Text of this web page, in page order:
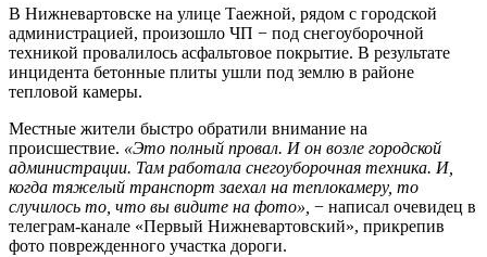
В Нижневартовске на улице Таежной, рядом с городской
администрацией, произошло ЧП − под снегоуборочной
техникой провалилось асфальтовое покрытие. В результате
инцидента бетонные плиты ушли под землю в районе
тепловой камеры.
Местные жители быстро обратили внимание на
происшествие. «Это полный провал. И он возле городской
администрации. Там работала снегоуборочная техника. И,
когда тяжелый транспорт заехал на теплокамеру, то
случилось то, что вы видите на фото», − написал очевидец в
телеграм-канале «Первый Нижневартовский», прикрепив
фото поврежденного участка дороги.